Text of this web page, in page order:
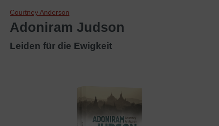
Courtney Anderson
Adoniram Judson
Leiden für die Ewigkeit